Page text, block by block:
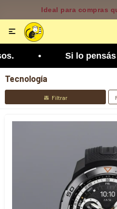
Disponible según

lo podés
Tecnología